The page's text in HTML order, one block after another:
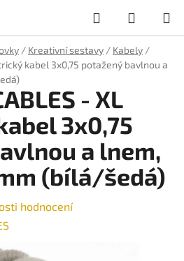
Hledat
KOŠÍK
/ Kreativní sestavy / Kabely /
kabel 3x0,75 potažený bavlnou a
- XL
3x0,75
a lnem,
(bílá/šedá)
hodnocení